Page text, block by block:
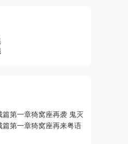
篇第一章猗窝座再袭 鬼灭
篇第一章猗窝座再来粤语